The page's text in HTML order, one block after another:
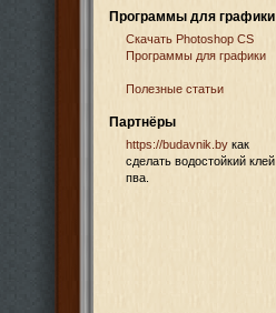
Программы для графики
Cкачать Photoshop CS
Программы для графики
Полезные статьи
Партнёры
https://budavnik.by как
сделать водостойкий клей
пва.